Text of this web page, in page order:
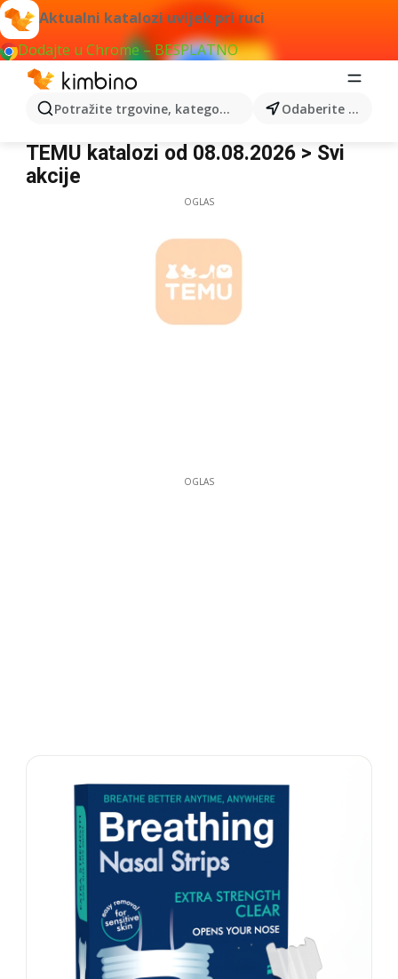
Aktualni katalozi uvijek pri ruci
Dodajte u Chrome – BESPLATNO
Potražite trgovine, kategorije, proizvode... Odaberite grad
TEMU
TEMU katalozi od 08.08.2026 > Svi
akcije
OGLAS
OGLAS